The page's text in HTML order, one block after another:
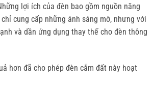
lợi ích của đèn bao gồm nguồn năng
cung cấp những ánh sáng mờ, nhưng với
và dần ứng dụng thay thế cho đèn thông
hơn đã cho phép đèn cắm đất này hoạt